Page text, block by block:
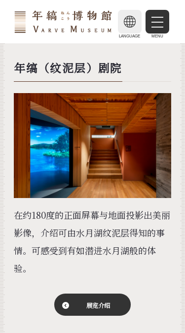
LANGUAGE MENU
年缟（纹泥层）剧院
在约180度的正面屏幕与地面投影出美丽
影像，介绍可由水月湖纹泥层得知的事
情。可感受到有如潜进水月湖般的体
验。
展览介绍